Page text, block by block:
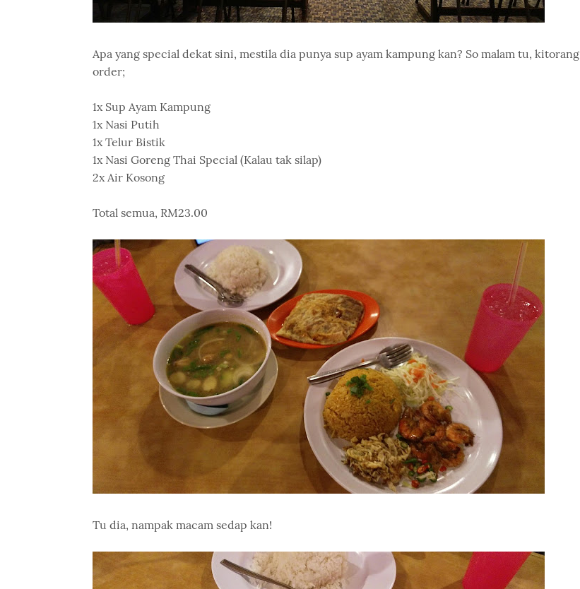
Apa yang special dekat sini, mestila dia punya sup ayam kampung kan? So malam tu, kitorang
order;
1x Sup Ayam Kampung
1x Nasi Putih
1x Telur Bistik
1x Nasi Goreng Thai Special (Kalau tak silap)
2x Air Kosong
Total semua, RM23.00
Tu dia, nampak macam sedap kan!